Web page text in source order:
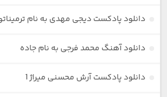
دانلود پادکست دیجی مهدی به نام
دانلود آهنگ محمد فرجی به نام جاده
دانلود پادکست آرش محسنی میراژ 1